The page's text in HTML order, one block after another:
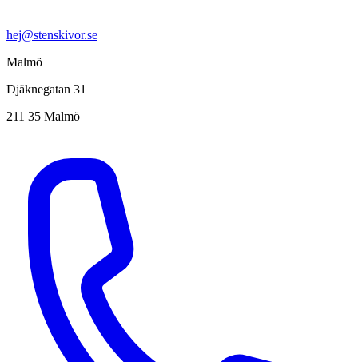
hej@stenskivor.se
Malmö
Djäknegatan 31
211 35 Malmö